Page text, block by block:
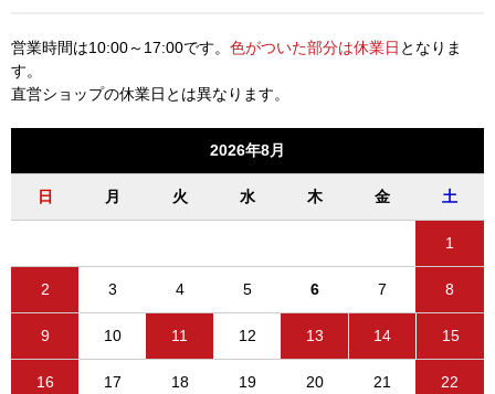
営業時間は10:00～17:00です。 色がついた部分は休業日 となりま
す。
直営ショップの休業日とは異なります。
2026年8月
日 月 火 水 木 金 土
1
2 3 4 5 6 7 8
9 10 11 12 13 14 15
16 17 18 19 20 21 22